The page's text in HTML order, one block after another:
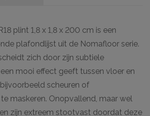
plint 1,8 x 1,8 x 200 cm is een
plafondlijst uit de Nomafloor serie.
zich door zijn subtiele
mooi effect geeft tussen vloer en
scheuren of
maskeren. Onopvallend, maar wel
zijn extreem stootvast doordat deze